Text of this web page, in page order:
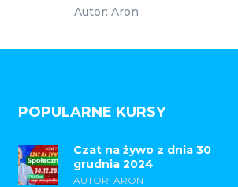
Autor: Aron
POPULARNE KURSY
Czat na żywo z dnia 30
grudnia 2024
AUTOR: ARON